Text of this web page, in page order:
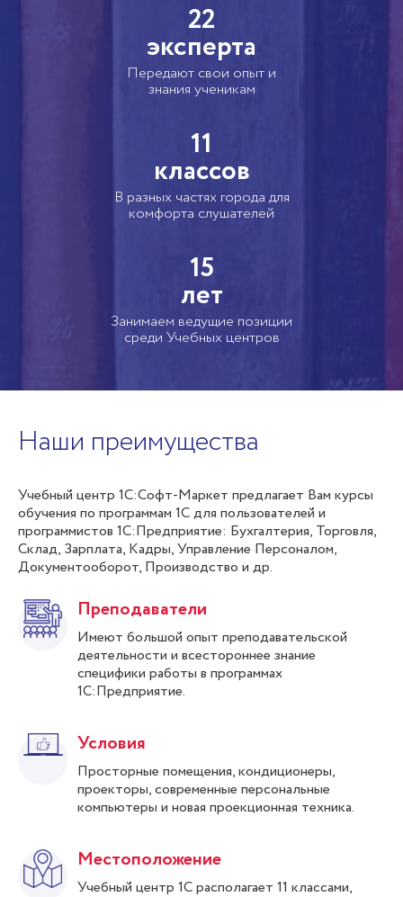
22
эксперта
Передают свои опыт и
знания ученикам
11
классов
В разных частях города для
комфорта слушателей
15
лет
Занимаем ведущие позиции
среди Учебных центров
Наши преимущества
Учебный центр 1С:Софт-Маркет предлагает Вам курсы
обучения по программам 1С для пользователей и
программистов 1С:Предприятие: Бухгалтерия, Торговля,
Склад, Зарплата, Кадры, Управление Персоналом,
Документооборот, Производство и др.
Преподаватели
Имеют большой опыт преподавательской
деятельности и всестороннее знание
специфики работы в программах
1С:Предприятие.
Условия
Просторные помещения, кондиционеры,
проекторы, современные персональные
компьютеры и новая проекционная техника.
Местоположение
Учебный центр 1С располагает 11 классами,